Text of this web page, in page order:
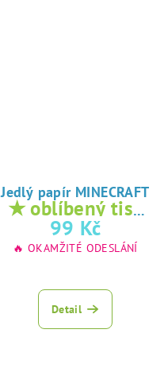
Jedlý papír MINECRAFT
★ oblíbený tisk
na jedlý papír
99 Kč
🔥 OKAMŽITÉ ODESLÁNÍ
Detail